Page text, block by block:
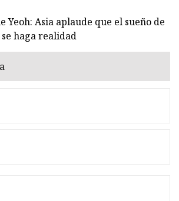
Yeoh: Asia aplaude que el sueño de
haga realidad